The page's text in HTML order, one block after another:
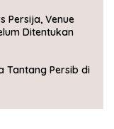
Persija, Venue
Ditentukan
Tantang Persib di